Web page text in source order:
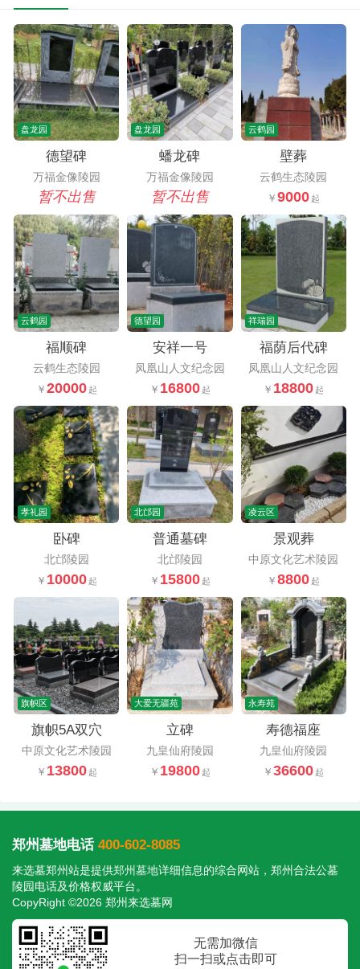
盘龙园
德望碑
万福金像陵园
暂不出售
盘龙园
蟠龙碑
万福金像陵园
暂不出售
云鹤园
壁葬
云鹤生态陵园
9000
云鹤园
福顺碑
云鹤生态陵园
20000
德望园
安祥一号
凤凰山人文纪念园
16800
祥瑞园
福荫后代碑
凤凰山人文纪念园
18800
孝礼园
卧碑
北邙陵园
10000
北邙园
普通墓碑
北邙陵园
15800
凌云区
景观葬
中原文化艺术陵园
8800
旗帜区
旗帜5A双穴
中原文化艺术陵园
13800
大爱无疆苑
立碑
九皇仙府陵园
19800
永寿苑
寿德福座
九皇仙府陵园
36600
郑州墓地电话 400-602-8085
来选墓郑州站是提供郑州墓地详细信息的综合网站，郑州合法公墓
陵园电话及价格权威平台。
CopyRight ©2026 郑州来选墓网
无需加微信
扫一扫或点击即可